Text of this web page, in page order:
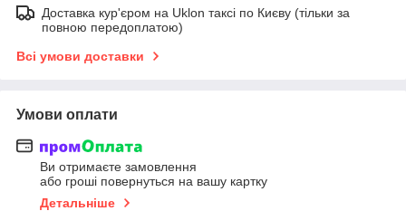
Доставка кур'єром на Uklon таксі по Києву (тільки за
повною передоплатою)
Всі умови доставки
Умови оплати
Ви отримаєте замовлення
або гроші повернуться на вашу картку
Детальніше